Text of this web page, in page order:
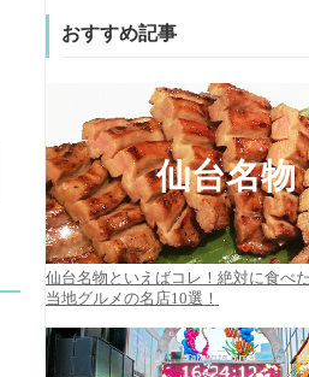
おすすめ記事
仙台名物
仙台名物といえばコレ！絶対に食べ
当地グルメの名店10選！